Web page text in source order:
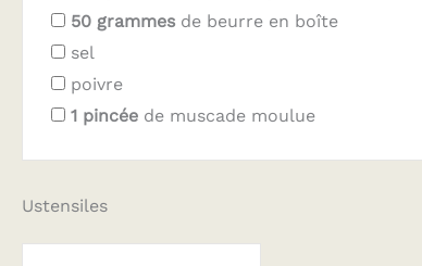
50 grammes de beurre en boîte
sel
poivre
1 pincée de muscade moulue
Ustensiles